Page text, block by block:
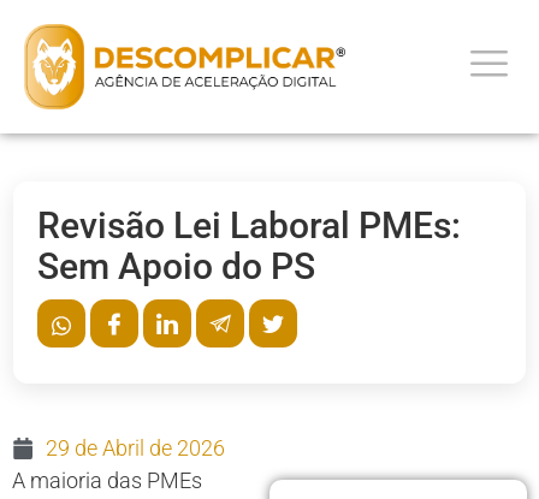
Revisão Lei Laboral PMEs:
Sem Apoio do PS
29 de Abril de 2026
A maioria das PMEs